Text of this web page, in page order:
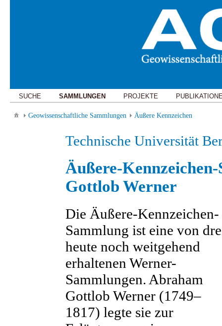
SUCHE SAMMLUNGEN PROJEKTE
Geowissenschaftliche Sammlungen Äußere Kennzeichen
Technische Universität
Äußere-
Gottlob Werner
Die Äußere-Kennzeichen-
Sammlung ist eine von
heute noch weitgehend
erhaltenen Werner-
Sammlungen. Abraham
Gottlob Werner (1749–
1817) legte sie zur